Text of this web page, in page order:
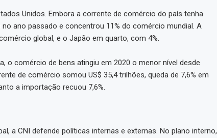
Unidos. Embora a corrente de comércio do país tenha
ano passado e concentrou 11% do comércio mundial. A
global, e o Japão em quarto, com 4%.
o comércio de bens atingiu em 2020 o menor nível desde
de comércio somou US$ 35,4 trilhões, queda de 7,6% em
a importação recuou 7,6%.
a CNI defende políticas internas e externas. No plano interno,